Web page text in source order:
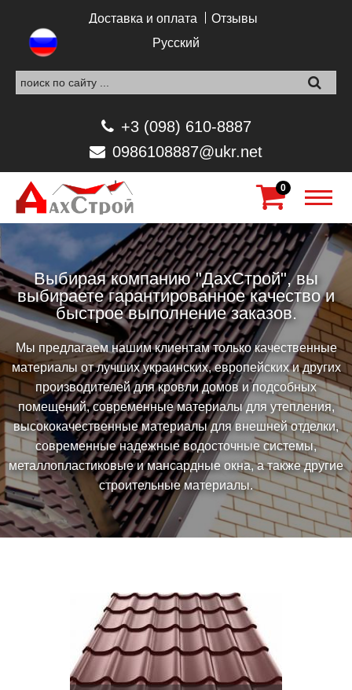
Доставка и оплата
Отзывы
Русский
+3 (098) 610-8887
0986108887@ukr.net
0
Выбирая компанию "ДахСтрой", вы
выбираете гарантированное качество и
быстрое выполнение заказов.
Мы предлагаем нашим клиентам только качественные
материалы от лучших украинских, европейских и других
производителей для кровли домов и подсобных
помещений, современные материалы для утепления,
высококачественные материалы для внешней отделки,
современные надежные водосточные системы,
металлопластиковые и мансардные окна, а также другие
строительные материалы.